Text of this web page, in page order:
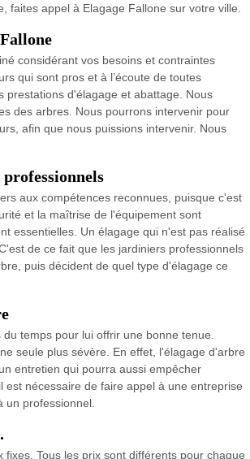
appel à Elagage Fallone sur votre ville.
considérant vos besoins et contraintes
qui sont pros et à l’écoute de toutes
prestations d'élagage et abattage. Nous
des arbres. Nous pourrons intervenir pour
afin que nous puissions intervenir. Nous
aux compétences reconnues, puisque c'est
et la maîtrise de l'équipement sont
essentielles. Un élagage qui n'est pas réalisé
de ce fait que les jardiniers professionnels
puis décident de quel type d'élagage ce
temps pour lui offrir une bonne tenue.
seule plus sévère. En effet, l'élagage d'arbre
entretien qui pourra aussi empêcher
nécessaire de faire appel à une entreprise
professionnel.
fixes. Tous les prix sont différents pour chaque